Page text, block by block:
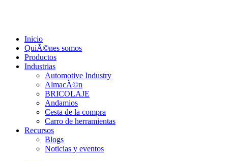
Inicio
QuiÃ©nes somos
Productos
Industrias
Automotive Industry
AlmacÃ©n
BRICOLAJE
Andamios
Cesta de la compra
Carro de herramientas
Recursos
Blogs
Noticias y eventos